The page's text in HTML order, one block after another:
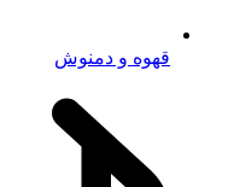
قهوه و دمنوش